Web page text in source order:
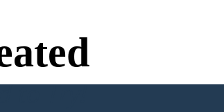
to Try!